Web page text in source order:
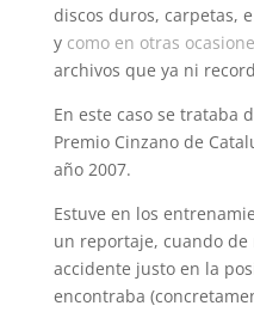
discos duros, carpetas,
y como en otras
archivos que ya ni
En este caso se trataba
Premio Cinzano de
año 2007.
Estuve en los
un reportaje, cuando
accidente justo en la
encontraba